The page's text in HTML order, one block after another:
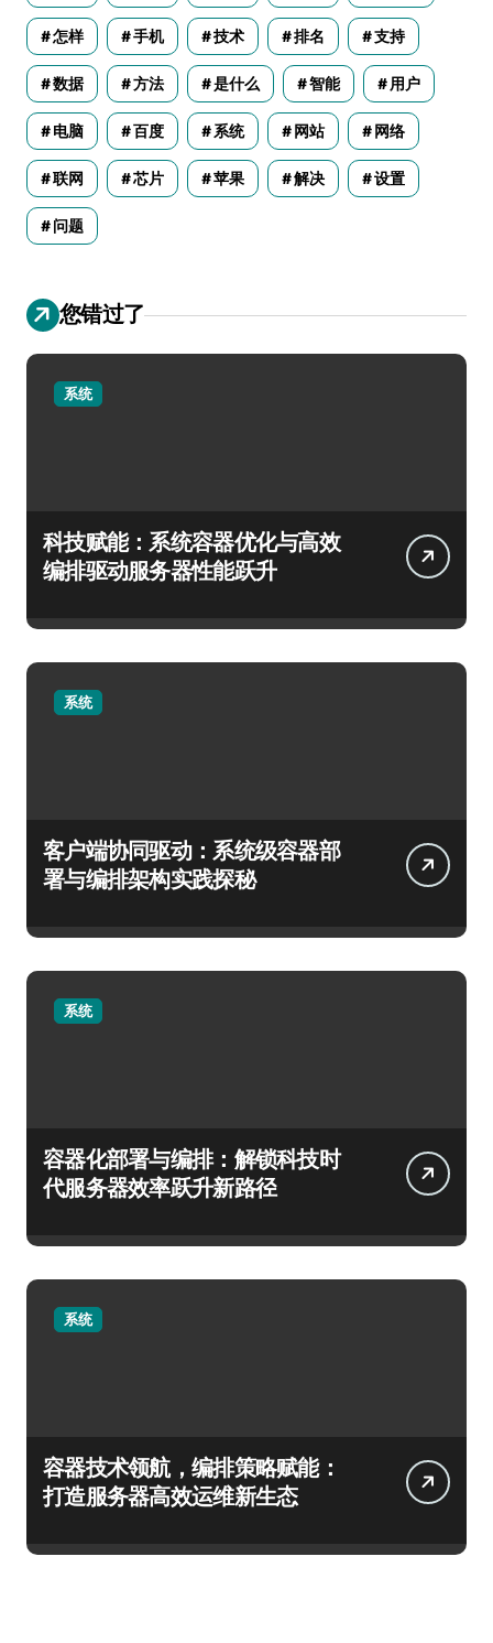
怎样 手机 技术 排名 支持
数据 方法 是什么 智能 用户
电脑 百度 系统 网站 网络
联网 芯片 苹果 解决 设置
问题
您错过了
系统
科技赋能：系统容器优化与高效
编排驱动服务器性能跃升
系统
客户端协同驱动：系统级容器部
署与编排架构实践探秘
系统
容器化部署与编排：解锁科技时
代服务器效率跃升新路径
系统
容器技术领航，编排策略赋能：
打造服务器高效运维新生态